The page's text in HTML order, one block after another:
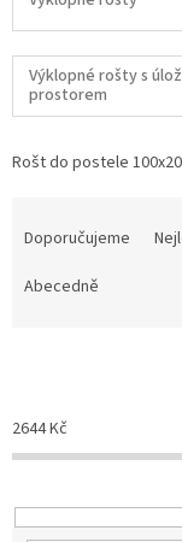
Výklopné rošty s
prostorem
Rošt do postele
o
d
k
t
Doporučujeme
Abecedně
2644Kč